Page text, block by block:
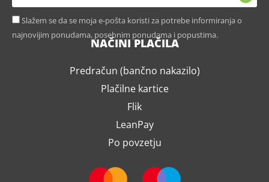
Slažem se da se moja e-pošta koristi za potrebe informiranja o
najnovijim ponudama, posebnim ponudama i popustima.
NAČINI PLAČILA
Predračun (bančno nakazilo)
Plačilne kartice
Flik
LeanPay
Po povzetju